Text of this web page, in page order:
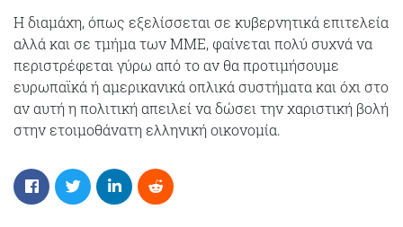
Η διαμάχη, όπως εξελίσσεται σε κυβερνητικά επιτελεία
αλλά και σε τμήμα των ΜΜΕ, φαίνεται πολύ συχνά να
περιστρέφεται γύρω από το αν θα προτιμήσουμε
ευρωπαϊκά ή αμερικανικά οπλικά συστήματα και όχι στο
αν αυτή η πολιτική απειλεί να δώσει την χαριστική βολή
στην ετοιμοθάνατη ελληνική οικονομία.